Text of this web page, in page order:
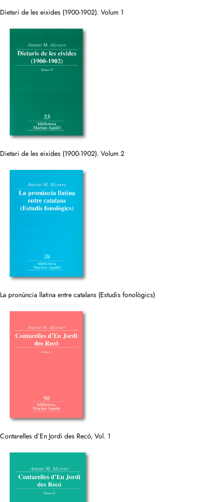
Dietari de les eixides (1900-1902). Volum 1
Dietari de les eixides (1900-1902). Volum 2
La pronúncia llatina entre catalans (Estudis fonològics)
Contarelles d’En Jordi des Recó, Vol. 1